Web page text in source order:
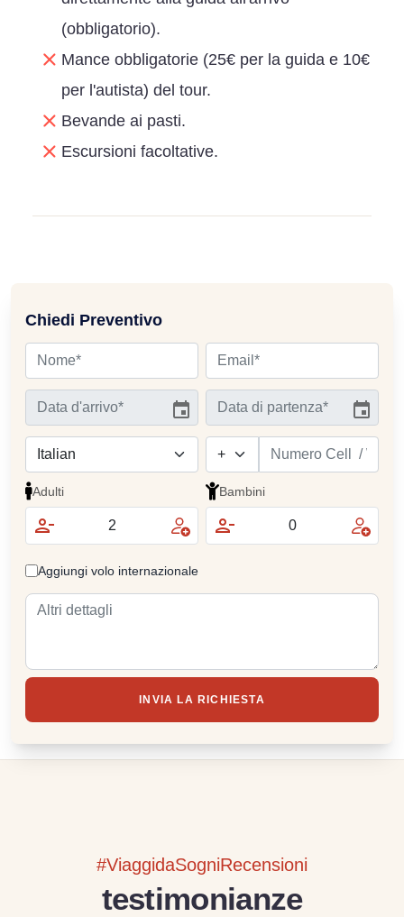
(obbligatorio).
Mance obbligatorie (25€ per la guida e 10€
per l'autista) del tour.
Bevande ai pasti.
Escursioni facoltative.
Chiedi Preventivo
Adulti Bambini
Aggiungi volo internazionale
INVIA LA RICHIESTA
#ViaggidaSogniRecensioni
testimonianze